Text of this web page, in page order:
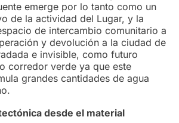
emerge por lo tanto como un
de la actividad del Lugar, y la
de intercambio comunitario a
y devolución a la ciudad de
e invisible, como futuro
corredor verde ya que este
grandes cantidades de agua
desde el material